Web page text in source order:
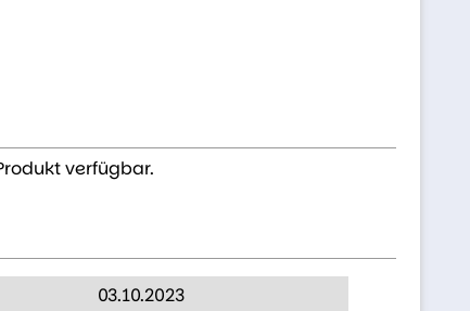
verfügbar.
03.10.2023